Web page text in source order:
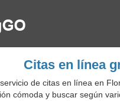
Citas en línea
de citas en línea en
cómoda y buscar según